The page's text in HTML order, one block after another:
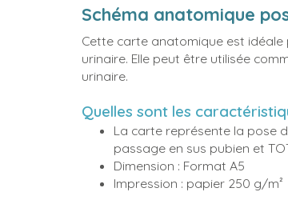
Schéma anatomique
Cette carte anatomique est
urinaire. Elle peut être utilisée
urinaire.
Quelles sont les
La carte représente la pose
passage en sus pubien et
Dimension : Format A5
Impression : papier 250 g/m²